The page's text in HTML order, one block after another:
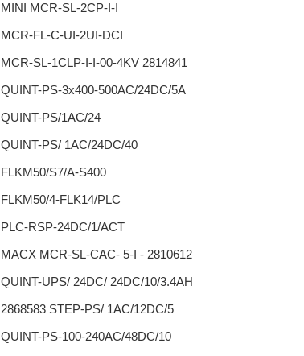
MINI MCR-SL-2CP-I-I
MCR-FL-C-UI-2UI-DCI
MCR-SL-1CLP-I-I-00-4KV 2814841
QUINT-PS-3x400-500AC/24DC/5A
QUINT-PS/1AC/24
QUINT-PS/ 1AC/24DC/40
FLKM50/S7/A-S400
FLKM50/4-FLK14/PLC
PLC-RSP-24DC/1/ACT
MACX MCR-SL-CAC- 5-I - 2810612
QUINT-UPS/ 24DC/ 24DC/10/3.4AH
2868583 STEP-PS/ 1AC/12DC/5
QUINT-PS-100-240AC/48DC/10